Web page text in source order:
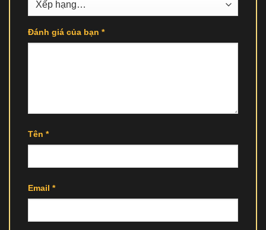
Đánh giá của bạn *
Tên *
Email *